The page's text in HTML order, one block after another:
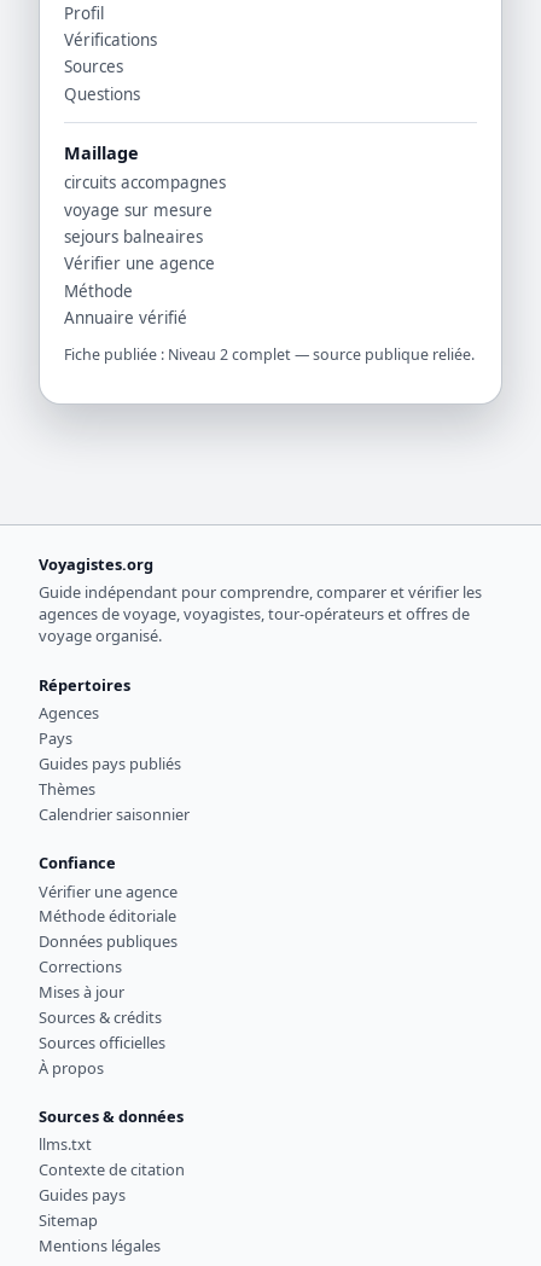
Profil
Vérifications
Sources
Questions
Maillage
circuits accompagnes
voyage sur mesure
sejours balneaires
Vérifier une agence
Méthode
Annuaire vérifié
Fiche publiée : Niveau 2 complet — source publique reliée.
Voyagistes.org
Guide indépendant pour comprendre, comparer et vérifier les
agences de voyage, voyagistes, tour-opérateurs et offres de
voyage organisé.
Répertoires
Agences
Pays
Guides pays publiés
Thèmes
Calendrier saisonnier
Confiance
Vérifier une agence
Méthode éditoriale
Données publiques
Corrections
Mises à jour
Sources & crédits
Sources officielles
À propos
Sources & données
llms.txt
Contexte de citation
Guides pays
Sitemap
Mentions légales